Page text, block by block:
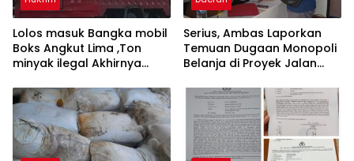
Lolos masuk Bangka mobil
Boks Angkut Lima ,Ton
minyak ilegal Akhirnya
Serius, Ambas Laporkan
‎Temuan Dugaan Monopoli
Belanja di Proyek Jalan